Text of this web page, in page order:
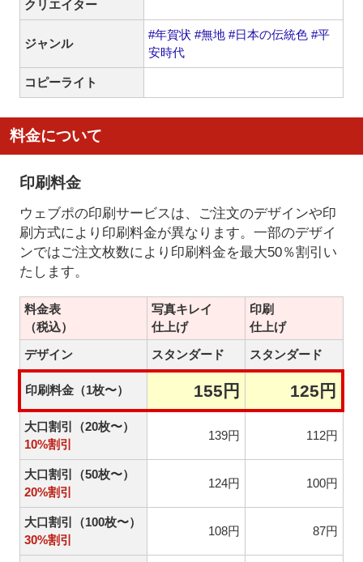
クリエイター
ジャンル
#年賀状 #無地 #日本の伝統色 #平
安時代
コピーライト
料金について
印刷料金
ウェブポの印刷サービスは、ご注文のデザインや印
刷方式により印刷料金が異なります。一部のデザイ
ンではご注文枚数により印刷料金を最大50％割引い
たします。
料金表
（税込）
写真キレイ
仕上げ
印刷
仕上げ
デザイン
スタンダード スタンダード
印刷料金（1枚〜） 155円 125円
大口割引（20枚〜）
10%割引
139円 112円
大口割引（50枚〜）
20%割引
124円 100円
大口割引（100枚〜）
30%割引
108円 87円